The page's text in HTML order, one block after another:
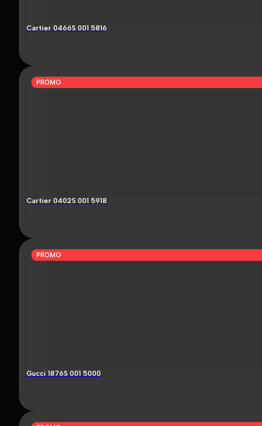
Cartier 0466S 001 5816
PROMO
Cartier 0402S 001 5918
PROMO
Gucci 1876S 001 5000